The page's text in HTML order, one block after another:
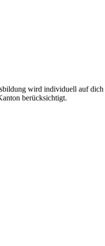
wird individuell auf
berücksichtigt.